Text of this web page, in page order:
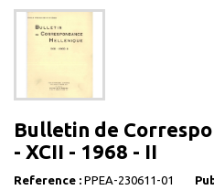
Bulletin de
- XCII - 1968 - II
Reference : PPEA-230611-01